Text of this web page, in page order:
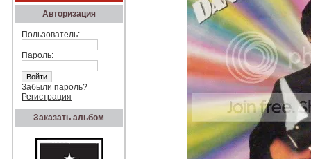
Авторизация
Пользователь:
Пароль:
Забыли пароль?
Регистрация
Заказать альбом